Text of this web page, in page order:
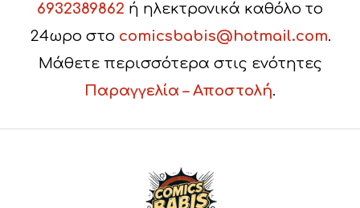
6932389862 ή ηλεκτρονικά καθόλο το
24ωρο στο comicsbabis@hotmail.com.
Μάθετε περισσότερα στις ενότητες
Παραγγελία – Αποστολή.